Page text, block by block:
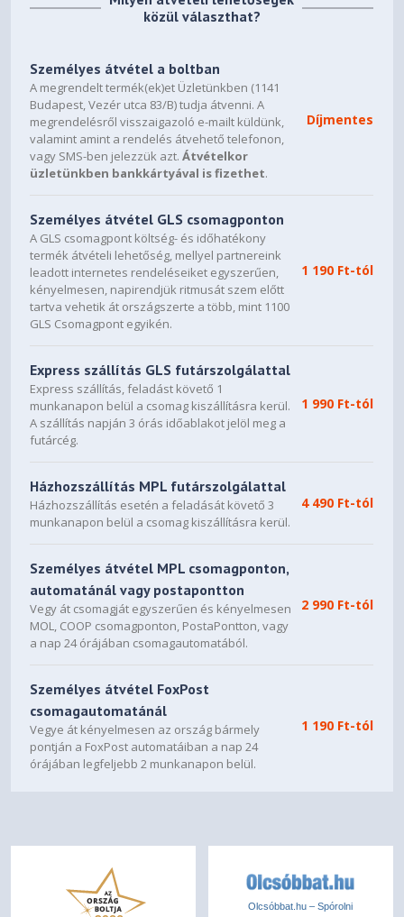
közül választhat?
Személyes átvétel a boltban
A megrendelt termék(ek)et Üzletünkben (1141
Budapest, Vezér utca 83/B) tudja átvenni. A
megrendelésről visszaigazoló e-mailt küldünk,
valamint amint a rendelés átvehető telefonon,
vagy SMS-ben jelezzük azt.Átvételkor
üzletünkben bankkártyával is fizethet.
Díjmentes
Személyes átvétel GLS csomagponton
A GLS csomagpont költség- és időhatékony
termék átvételi lehetőség, mellyel partnereink
leadott internetes rendeléseiket egyszerűen,
kényelmesen, napirendjük ritmusát szem előtt
tartva vehetik át országszerte a több, mint 1100
GLS Csomagpont egyikén.
1 190 Ft-tól
Express szállítás GLS futárszolgálattal
Express szállítás, feladást követő 1
munkanapon belül a csomag kiszállításra kerül.
A szállítás napján 3 órás időablakot jelöl meg a
futárcég.
1 990 Ft-tól
Házhozszállítás MPL futárszolgálattal
Házhozszállítás esetén a feladását követő 3
munkanapon belül a csomag kiszállításra kerül.
4 490 Ft-tól
Személyes átvétel MPL csomagponton,
automatánál vagy postapontton
Vegy át csomagját egyszerűen és kényelmesen
MOL, COOP csomagponton, PostaPontton, vagy
a nap 24 órájában csomagautomatából.
2 990 Ft-tól
Személyes átvétel FoxPost
csomagautomatánál
Vegye át kényelmesen az ország bármely
pontján a FoxPost automatáiban a nap 24
órájában legfeljebb 2 munkanapon belül.
1 190 Ft-tól
Olcsóbbat.hu – Spórolni